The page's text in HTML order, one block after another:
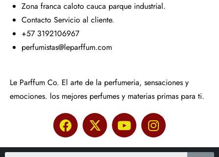
Zona franca caloto cauca parque industrial.
Contacto Servicio al cliente.
+57 3192106967
perfumistas@leparffum.com
Le Parffum Co. El arte de la perfumeria, sensaciones y
emociones. los mejores perfumes y materias primas para ti.